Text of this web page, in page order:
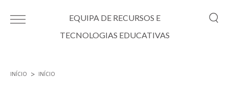
EQUIPA DE RECURSOS E
TECNOLOGIAS EDUCATIVAS
INÍCIO INÍCIO